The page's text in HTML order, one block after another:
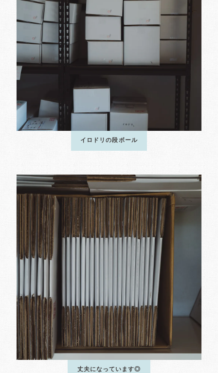
イロドリの段ボール
丈夫になっています◎